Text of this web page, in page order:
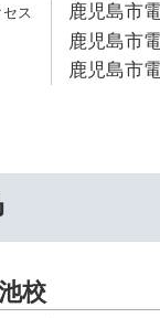
鹿児島市
鹿児島市
鹿児島市
校